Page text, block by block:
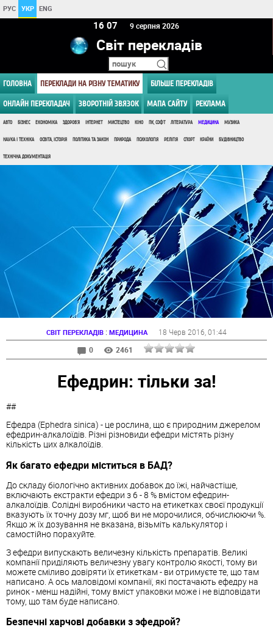
РУС УКР ENG
16:07 9 серпня 2026
Світ перекладів
ГОЛОВНА ПЕРЕКЛАДИ НА РІЗНУ ТЕМАТИКУ БІЛЬШЕ ПЕРЕКЛАДІВ
ОНЛАЙН ПЕРЕКЛАДАЧ ЗВОРОТНІЙ ЗВЯЗОК МАПА САЙТУ РЕКЛАМА
АВТО БІЗНЕС ЕКОНОМІКА ЗДОРОВ'Я ІНТЕРНЕТ МИСТЕЦТВО КІНО ПК, СОФТ ЛІТЕРАТУРА МЕДИЦИНА МУЗИКА
НАУКА І ТЕХНІКА ОСВІТА, ІСТОРІЯ ПОЛІТИКА ТА ЗАКОН ПРИРОДА ПСИХОЛОГІЯ РЕЛІГІЯ СПОРТ КРАЇНИ БУДІВНИЦТВО
ТЕХНІЧНА ДОКУМЕНТАЦІЯ
СВІТ ПЕРЕКЛАДІВ : МЕДИЦИНА 18 Черв 2016 , 01:44
0
2461
Ефедрин: тільки за!
##
Ефедра (Ephedra sinica) - це рослина, що є природним джерелом
ефедрин-алкалоїдів. Різні різновиди ефедри містять різну
кількість цих алкалоїдів.
Як багато ефедри міститься в БАД?
До складу біологічно активних добавок до їжі, найчастіше,
включають екстракти ефедри з 6 - 8 % вмістом ефедрин-
алкалоїдів. Солідні виробники часто на етикетках своєї продукції
вказують їх точну дозу мг, щоб ви не морочилися, обчислюючи %.
Якщо ж їх дозування не вказана, візьміть калькулятор і
самостійно порахуйте.
З ефедри випускають величезну кількість препаратів. Великі
компанії приділяють величезну увагу контролю якості, тому ви
можете сміливо довіряти їх етикеткам - ви отримуєте те, що там
написано. А ось маловідомі компанії, які постачають ефедру на
ринок - менш надійні, тому вміст упаковки може і не відповідати
тому, що там буде написано.
Безпечні харчові добавки з эфедрой?